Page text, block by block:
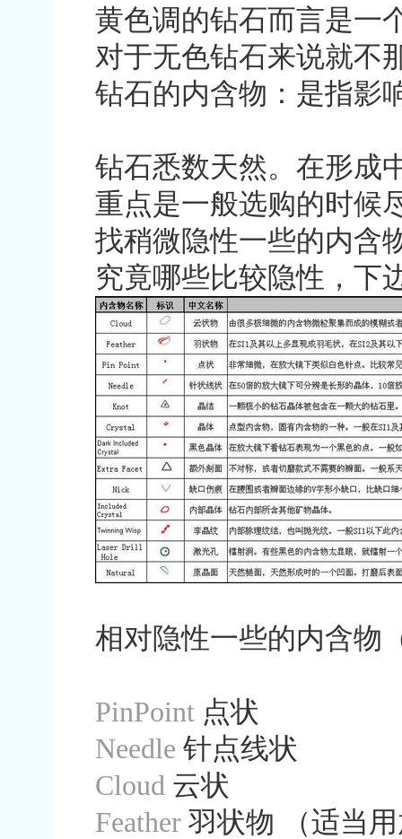
黄色调的钻石而言是一
对于无色钻石来说就不
钻石的内含物：是指影
钻石悉数天然。在形成
重点是一般选购的时候
找稍微隐性一些的内含
究竟哪些比较隐性，下
相对隐性一些的内含物
PinPoint 点状
Needle 针点线状
Cloud 云状
Feather 羽状物
（适当